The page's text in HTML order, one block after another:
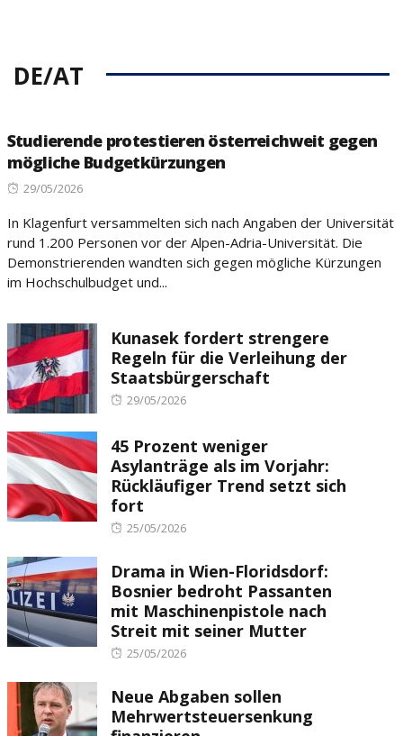
DE/AT
Studierende protestieren österreichweit gegen
mögliche Budgetkürzungen
Posted
29/05/2026
In Klagenfurt versammelten sich nach Angaben der Universität
rund 1.200 Personen vor der Alpen-Adria-Universität. Die
Demonstrierenden wandten sich gegen mögliche Kürzungen
im Hochschulbudget und...
Kunasek fordert strengere
Regeln für die Verleihung der
Staatsbürgerschaft
Posted
29/05/2026
45 Prozent weniger
Asylanträge als im Vorjahr:
Rückläufiger Trend setzt sich
fort
Posted
25/05/2026
Drama in Wien-Floridsdorf:
Bosnier bedroht Passanten
mit Maschinenpistole nach
Streit mit seiner Mutter
Posted
25/05/2026
Neue Abgaben sollen
Mehrwertsteuersenkung